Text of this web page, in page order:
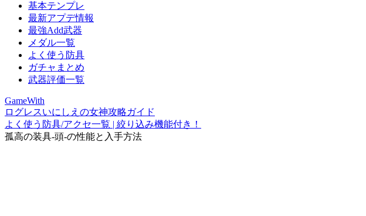
基本テンプレ
最新アプデ情報
最強Add武器
メダル一覧
よく使う防具
ガチャまとめ
武器評価一覧
GameWith
ログレスいにしえの女神攻略ガイド
よく使う防具/アクセ一覧 | 絞り込み機能付き！
孤高の装具-頭-の性能と入手方法